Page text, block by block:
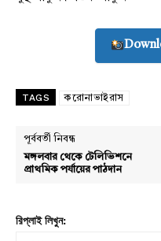
TAGS করোনাভাইরাস
পূর্ববর্তী নিবন্ধ
মঙ্গলবার থেকে টেলিভিশনে
প্রাথমিক পর্যায়ের পাঠদান
রিপ্লাই লিখুন: